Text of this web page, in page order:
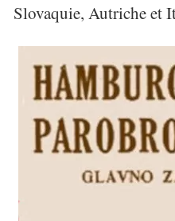
Slovaquie, Autriche et